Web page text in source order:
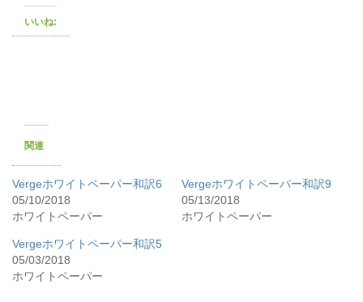
いいね:
関連
Vergeホワイトペーパー和訳6
05/10/2018
ホワイトペーパー
Vergeホワイトペーパー和訳9
05/13/2018
ホワイトペーパー
Vergeホワイトペーパー和訳5
05/03/2018
ホワイトペーパー